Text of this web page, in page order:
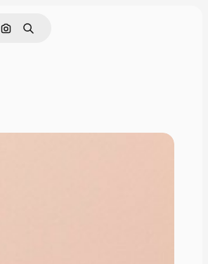
Nach Bild suchen
Suchen